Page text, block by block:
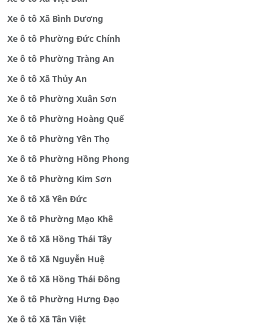
Xe ô tô Xã Bình Dương
Xe ô tô Phường Đức Chính
Xe ô tô Phường Tràng An
Xe ô tô Xã Thủy An
Xe ô tô Phường Xuân Sơn
Xe ô tô Phường Hoàng Quế
Xe ô tô Phường Yên Thọ
Xe ô tô Phường Hồng Phong
Xe ô tô Phường Kim Sơn
Xe ô tô Xã Yên Đức
Xe ô tô Phường Mạo Khê
Xe ô tô Xã Hồng Thái Tây
Xe ô tô Xã Nguyễn Huệ
Xe ô tô Xã Hồng Thái Đông
Xe ô tô Phường Hưng Đạo
Xe ô tô Xã Tân Việt